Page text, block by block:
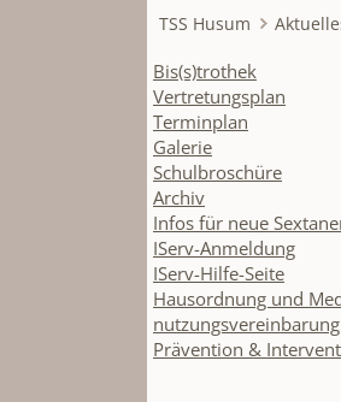
TSS Husum
Navigation
überspringen
Bis(s)trothek
Vertretungsplan
Terminplan
Galerie
Schulbroschüre
Archiv
Infos für neue
IServ-Anmeldung
IServ-Hilfe-Seite
Hausordnung und
nutzungsvereinbarung
Prävention &